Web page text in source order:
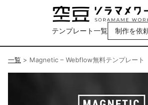
テンプレート一覧 制作を依
一覧 > Magnetic – Webflow無料テンプレート